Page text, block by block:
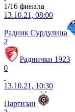
1/16 финала
13.10.21, 08:00
Радник Сурдулица
2
Раднички 1923
0
13.10.21, 10:30
Партизан